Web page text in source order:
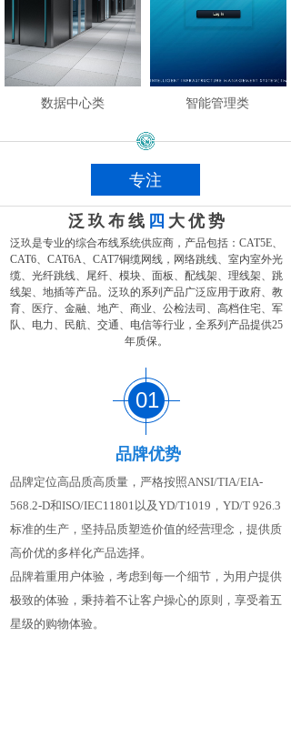
智能管理类
数据中心类
专注
泛玖是专业的综合布线系统供应商，产品包括：CAT5E、
CAT6、CAT6A、CAT7铜缆网线，网络跳线、室内室外光
缆、光纤跳线、尾纤、模块、面板、配线架、理线架、跳
线架、地插等产品。泛玖的系列产品广泛应用于政府、教
育、医疗、金融、地产、商业、公检法司、高档住宅、军
队、电力、民航、交通、电信等行业，全系列产品提供25
年质保。
品牌定位高品质高质量，严格按照ANSI/TIA/EIA-
568.2-D和ISO/IEC11801 以及YD/T1019 ， YD/T 926.3
标准的生产，坚持品质塑造价值的经营理念，提供质
高价优的多样化产品选择。
品牌着重用户体验，考虑到每一个细节，为用户提供
极致的体验，秉持着不让客户操心的原则，享受着五
星级的购物体验。
泛玖布线 四 大优势
01
品牌优势